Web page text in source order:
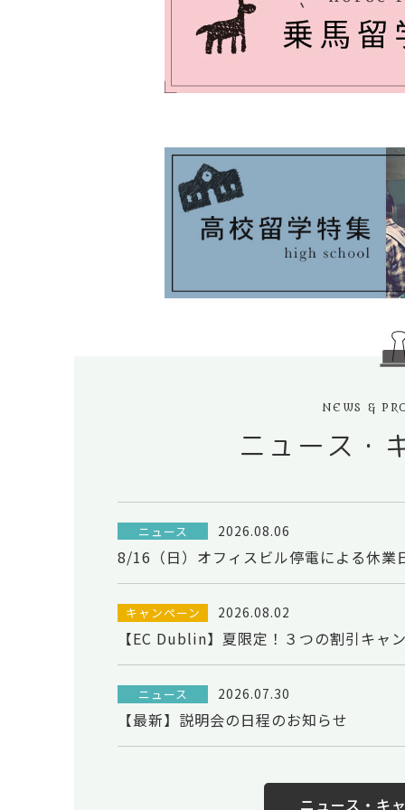
NEWS &
ニュース・
ニュース 2026.08.06
8/16（日）オフィスビル停電による休業
キャンペーン 2026.08.02
【EC Dublin】夏限定！３つの割引キャ
ニュース 2026.07.30
【最新】説明会の日程のお知らせ
ニュース・キ